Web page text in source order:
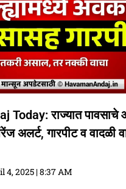
Today: राज्यात पावसाचे
अलर्ट, गारपीट व वादळी
4, 2025 8:37 AM